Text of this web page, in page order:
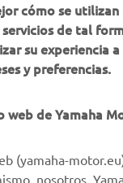
directo,
productos y
perfil del cliente
de datos) y para
puede
cómo se utilizan
de tal
su experiencia
y preferencias.
web de Yamaha
(yamaha-
nosotros,